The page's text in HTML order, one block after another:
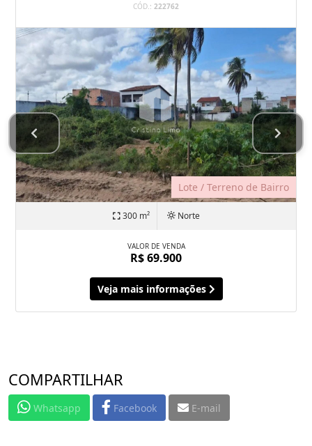
CÓD.: 222762
Lote / Terreno de Bairro
300 m² Norte
VALOR DE VENDA
R$ 69.900
Veja mais informações
COMPARTILHAR
Whatsapp Facebook E-mail